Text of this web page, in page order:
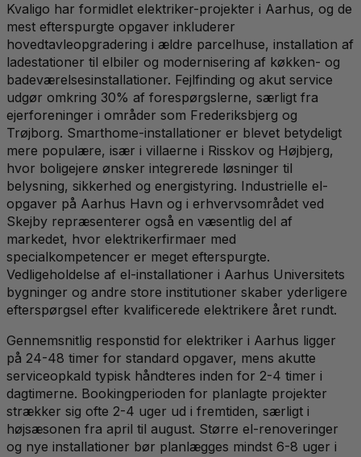
Kvaligo har formidlet elektriker-projekter i Aarhus, og de
mest efterspurgte opgaver inkluderer
hovedtavleopgradering i ældre parcelhuse, installation af
ladestationer til elbiler og modernisering af køkken- og
badeværelsesinstallationer. Fejlfinding og akut service
udgør omkring 30% af forespørgslerne, særligt fra
ejerforeninger i områder som Frederiksbjerg og
Trøjborg. Smarthome-installationer er blevet betydeligt
mere populære, især i villaerne i Risskov og Højbjerg,
hvor boligejere ønsker integrerede løsninger til
belysning, sikkerhed og energistyring. Industrielle el-
opgaver på Aarhus Havn og i erhvervsområdet ved
Skejby repræsenterer også en væsentlig del af
markedet, hvor elektrikerfirmaer med
specialkompetencer er meget efterspurgte.
Vedligeholdelse af el-installationer i Aarhus Universitets
bygninger og andre store institutioner skaber yderligere
efterspørgsel efter kvalificerede elektrikere året rundt.
Gennemsnitlig responstid for elektriker i Aarhus ligger
på 24-48 timer for standard opgaver, mens akutte
serviceopkald typisk håndteres inden for 2-4 timer i
dagtimerne. Bookingperioden for planlagte projekter
strækker sig ofte 2-4 uger ud i fremtiden, særligt i
højsæsonen fra april til august. Større el-renoveringer
og nye installationer bør planlægges mindst 6-8 uger i